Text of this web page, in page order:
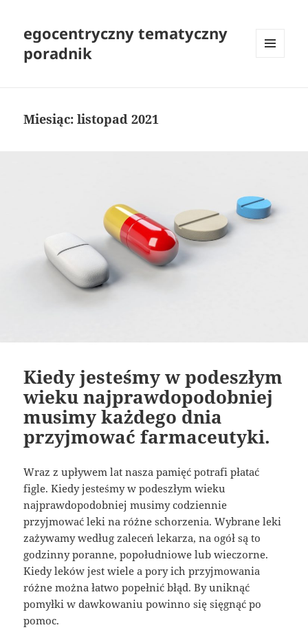
egocentryczny tematyczny
poradnik
Miesiąc:listopad 2021
Kiedy jesteśmy w podeszłym
wieku najprawdopodobniej
musimy każdego dnia
przyjmować farmaceutyki.
Wraz z upływem lat nasza pamięć potrafi płatać
figle. Kiedy jesteśmy w podeszłym wieku
najprawdopodobniej musimy codziennie
przyjmować leki na różne schorzenia. Wybrane leki
zażywamy według zaleceń lekarza, na ogół są to
godzinny poranne, popołudniowe lub wieczorne.
Kiedy leków jest wiele a pory ich przyjmowania
różne można łatwo popełnić błąd. By uniknąć
pomyłki w dawkowaniu powinno się sięgnąć po
pomoc.